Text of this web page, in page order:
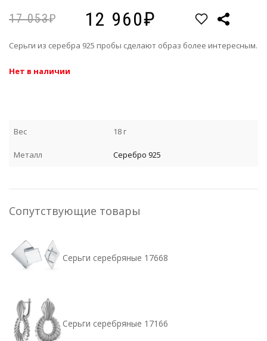
17 053 12 960
Серьги из серебра 925 пробы сделают образ более интересным.
Нет в наличии
Вес 18 г
Металл Серебро 925
Сопутствующие товары
Серьги серебряные 17668
Серьги серебряные 17166